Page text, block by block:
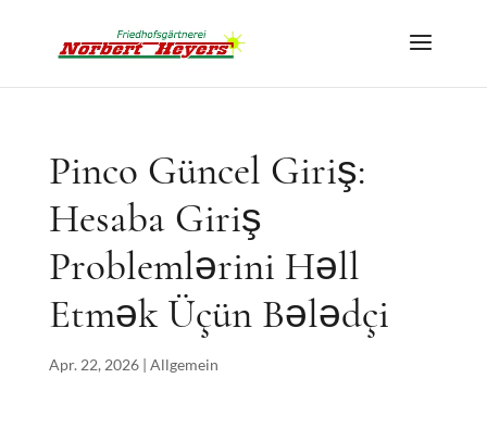
Pinco Güncel Giriş:
Hesaba Giriş
Problemlərini Həll
Etmək Üçün Bələdçi
Apr. 22, 2026| Allgemein